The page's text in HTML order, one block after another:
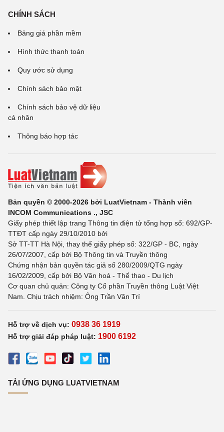
CHÍNH SÁCH
Bảng giá phần mềm
Hình thức thanh toán
Quy ước sử dụng
Chính sách bảo mật
Chính sách bảo vệ dữ liệu
cá nhân
Thông báo hợp tác
Bản quyền © 2000-2026 bởi LuatVietnam - Thành viên
INCOM Communications ., JSC
Giấy phép thiết lập trang Thông tin điện tử tổng hợp số: 692/GP-
TTĐT cấp ngày 29/10/2010 bởi
Sở TT-TT Hà Nội, thay thế giấy phép số: 322/GP - BC, ngày
26/07/2007, cấp bởi Bộ Thông tin và Truyền thông
Chứng nhận bản quyền tác giả số 280/2009/QTG ngày
16/02/2009, cấp bởi Bộ Văn hoá - Thể thao - Du lịch
Cơ quan chủ quản: Công ty Cổ phần Truyền thông Luật Việt
Nam. Chịu trách nhiệm: Ông Trần Văn Trí
Hỗ trợ về dịch vụ: 0938 36 1919
Hỗ trợ giải đáp pháp luật: 1900 6192
TẢI ỨNG DỤNG LUATVIETNAM